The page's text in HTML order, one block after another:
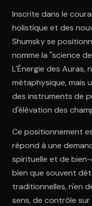
Inscrite dans le
holistique et des
Shumsky se
nomme la "science
L'Énergie des Auras,
métaphysique, mais
des instruments de
d'élévation des
Ce positionnement
répond à une
spirituelle et de
bien que souvent
traditionnelles, n'en
sens, de contrôle